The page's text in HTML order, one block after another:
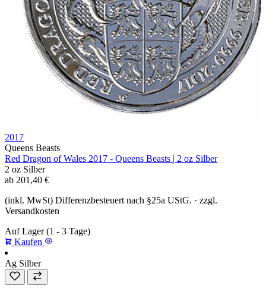
2017
Queens Beasts
Red Dragon of Wales 2017 - Queens Beasts | 2 oz Silber
2 oz Silber
ab 201,40 €
(inkl. MwSt) Differenzbesteuert nach §25a UStG. · zzgl.
Versandkosten
Auf Lager (1 - 3 Tage)
Kaufen
Ag Silber